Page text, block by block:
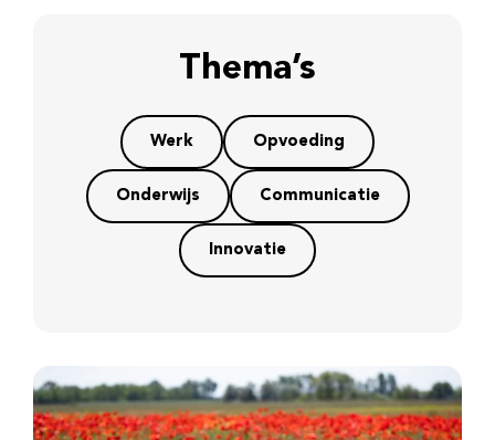
Thema’s
Werk Opvoeding
Onderwijs Communicatie
Innovatie